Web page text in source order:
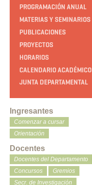
PROGRAMACIÓN ANUAL
MATERIAS Y SEMINARIOS
PUBLICACIONES
PROYECTOS
HORARIOS
CALENDARIO ACADÉMICO
JUNTA DEPARTAMENTAL
Ingresantes
Comenzar a cursar
Orientación
Docentes
Docentes del Departamento
Concursos
Gremios
Secr. de Investigación